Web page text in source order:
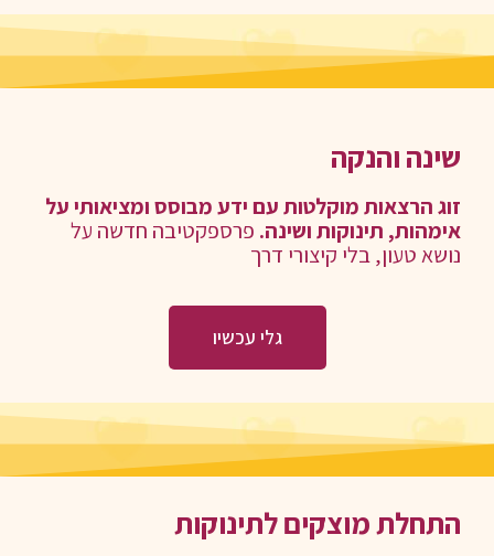
שינה והנקה
זוג הרצאות מוקלטות עם ידע מבוסס ומציאותי על
אימהות, תינוקות ושינה. פרספקטיבה חדשה על
נושא טעון, בלי קיצורי דרך
גלי עכשיו
התחלת מוצקים לתינוקות